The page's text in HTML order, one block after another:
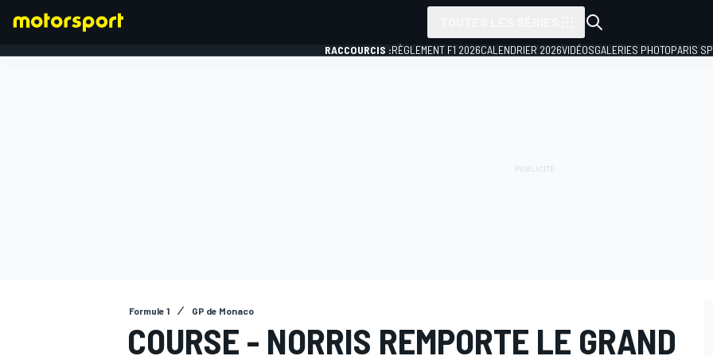
RACCOURCIS :RÈGLEMENT F1 2026CALENDRIER 2026VIDÉOSGALERIES PHOTOPARIS
Formule 1 GP de Monaco
COURSE - NORRIS REMPORTE LE GRAND